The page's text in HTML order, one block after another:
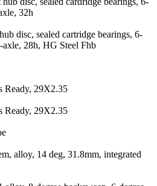
32h
disc, sealed cartridge bearings, 6-
28h, HG Steel Fhb
Ready, 29X2.35
Ready, 29X2.35
alloy, 14 deg, 31.8mm, integrated